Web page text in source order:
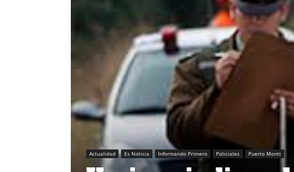
Actualidad Es Noticia Informando Primero Policiales Puerto Montt